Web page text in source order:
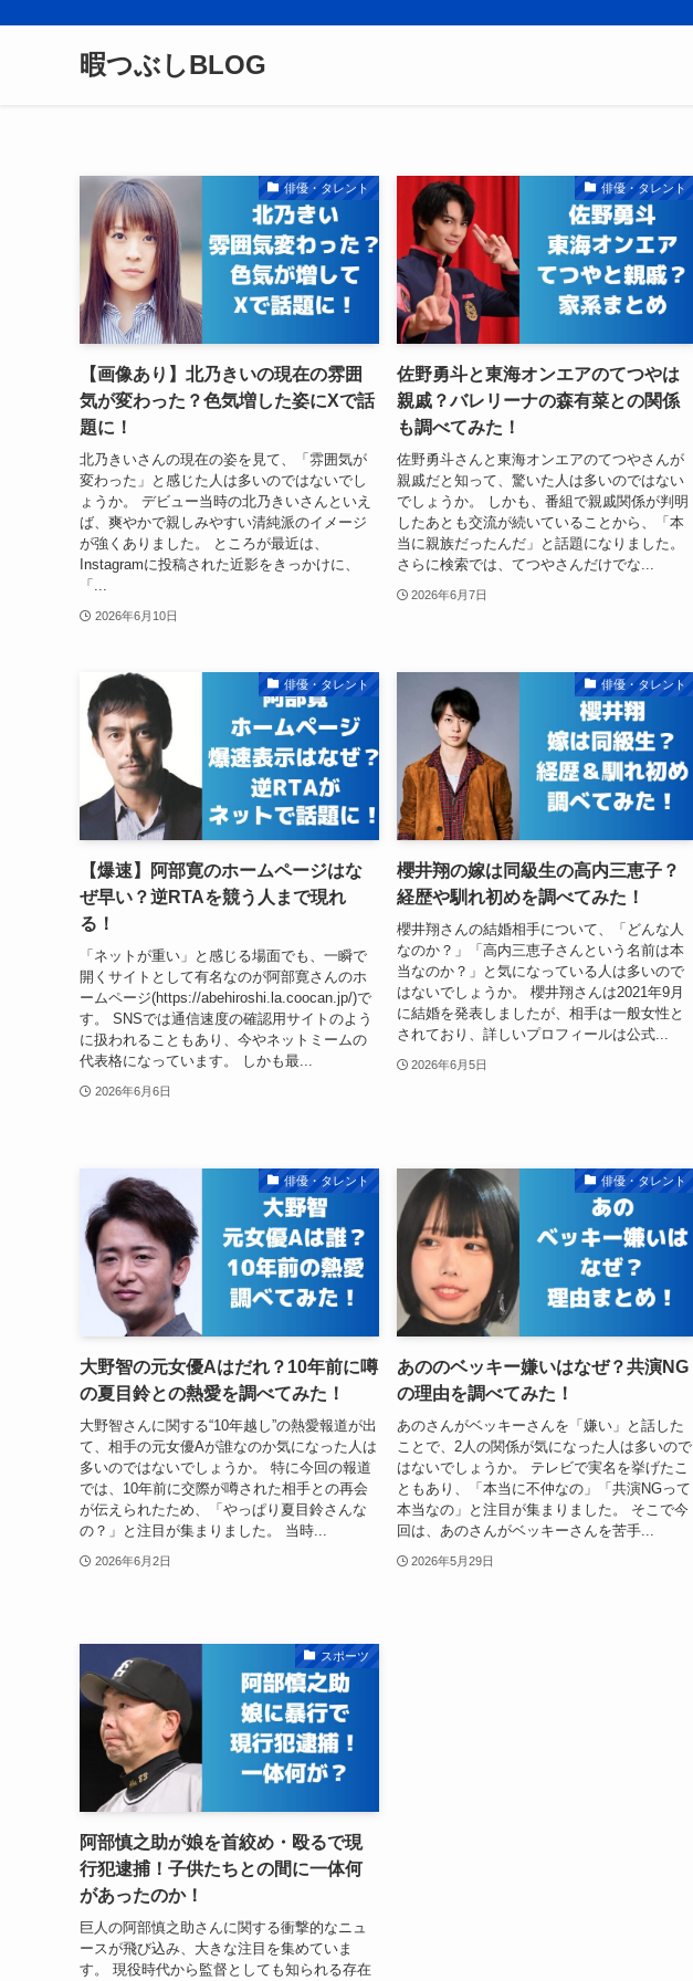
暇つぶしBLOG
俳優・タレント
【画像あり】北乃きいの現在の雰囲
気が変わった？色気増した姿にXで話
題に！
北乃きいさんの現在の姿を見て、「雰囲気が
変わった」と感じた人は多いのではないでし
ょうか。 デビュー当時の北乃きいさんといえ
ば、爽やかで親しみやすい清純派のイメージ
が強くありました。 ところが最近は、
Instagramに投稿された近影をきっかけに、
「...
2026年6月10日
俳優・タレント
佐野勇斗と東海オンエアのてつやは
親戚？バレリーナの森有菜との関係
も調べてみた！
佐野勇斗さんと東海オンエアのてつやさんが
親戚だと知って、驚いた人は多いのではない
でしょうか。 しかも、番組で親戚関係が判明
したあとも交流が続いていることから、「本
当に親族だったんだ」と話題になりました。
さらに検索では、てつやさんだけでな...
2026年6月7日
俳優・タレント
【爆速】阿部寛のホームページはな
ぜ早い？逆RTAを競う人まで現れ
る！
「ネットが重い」と感じる場面でも、一瞬で
開くサイトとして有名なのが阿部寛さんのホ
ームページ(https://abehiroshi.la.coocan.jp/)で
す。 SNSでは通信速度の確認用サイトのよう
に扱われることもあり、今やネットミームの
代表格になっています。 しかも最...
2026年6月6日
俳優・タレント
櫻井翔の嫁は同級生の高内三恵子？
経歴や馴れ初めを調べてみた！
櫻井翔さんの結婚相手について、「どんな人
なのか？」「高内三恵子さんという名前は本
当なのか？」と気になっている人は多いので
はないでしょうか。 櫻井翔さんは2021年9月
に結婚を発表しましたが、相手は一般女性と
されており、詳しいプロフィールは公式...
2026年6月5日
俳優・タレント
大野智の元女優Aはだれ？10年前に噂
の夏目鈴との熱愛を調べてみた！
大野智さんに関する“10年越し”の熱愛報道が出
て、相手の元女優Aが誰なのか気になった人は
多いのではないでしょうか。 特に今回の報道
では、10年前に交際が噂された相手との再会
が伝えられたため、「やっぱり夏目鈴さんな
の？」と注目が集まりました。 当時...
2026年6月2日
俳優・タレント
あののベッキー嫌いはなぜ？共演NG
の理由を調べてみた！
あのさんがベッキーさんを「嫌い」と話した
ことで、2人の関係が気になった人は多いので
はないでしょうか。 テレビで実名を挙げたこ
ともあり、「本当に不仲なの」「共演NGって
本当なの」と注目が集まりました。 そこで今
回は、あのさんがベッキーさんを苦手...
2026年5月29日
スポーツ
阿部慎之助が娘を首絞め・殴るで現
行犯逮捕！子供たちとの間に一体何
があったのか！
巨人の阿部慎之助さんに関する衝撃的なニュ
ースが飛び込み、大きな注目を集めていま
す。 現役時代から監督としても知られる存在